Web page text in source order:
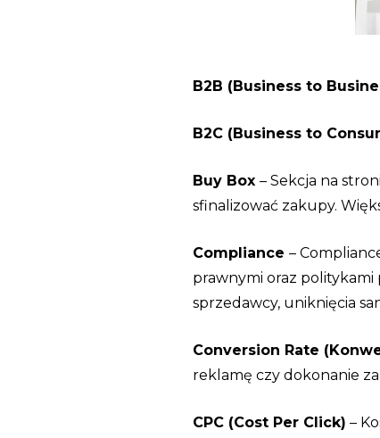
B2B (Business to
B2C (Business to
Buy Box – Sekcja na
sfinalizować zakupy.
Compliance –
prawnymi oraz
sprzedawcy, uniknięcia
Conversion Rate
reklamę czy dokonanie
CPC (Cost Per Click) –